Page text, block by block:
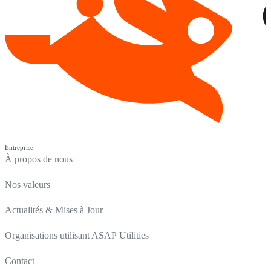
Entreprise
À propos de nous
Nos valeurs
Actualités & Mises à Jour
Organisations utilisant ASAP Utilities
Contact